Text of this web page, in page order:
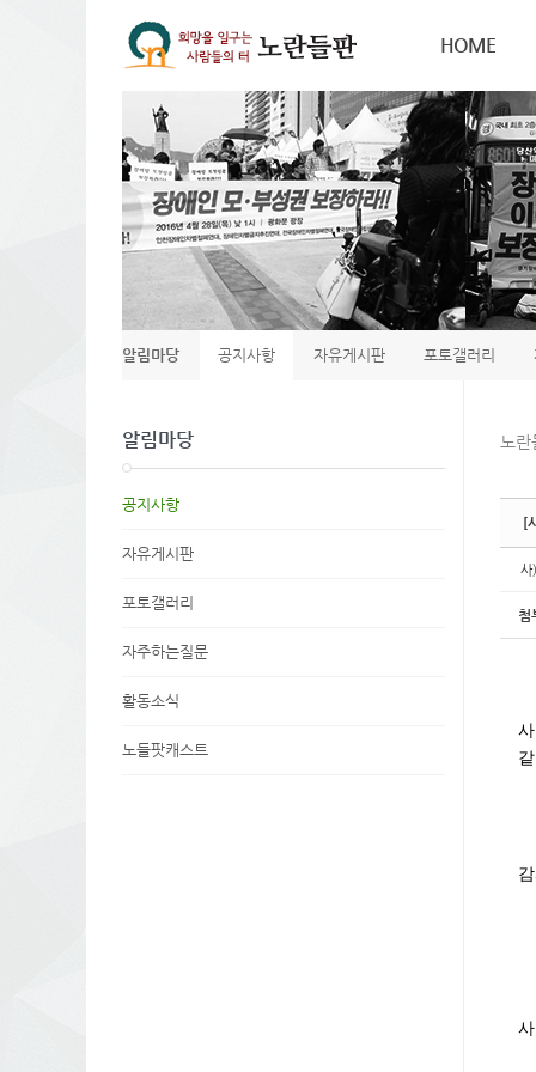
HOME
알림마당 공지사항 자유게시판 포토갤러리
노
[
사
첨
알림마당
공지사항
자유게시판
포토갤러리
자주하는질문
활동소식
노들팟캐스트